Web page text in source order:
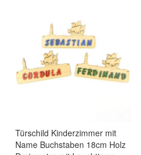
Türschild Kinderzimmer mit
Name Buchstaben 18cm Holz